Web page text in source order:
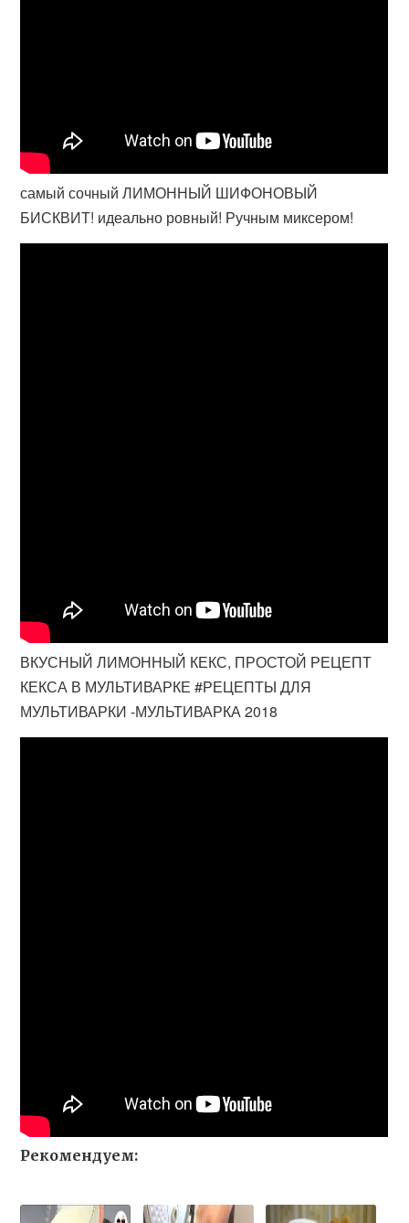
самый сочный ЛИМОННЫЙ ШИФОНОВЫЙ
БИСКВИТ! идеально ровный! Ручным миксером!
ВКУСНЫЙ ЛИМОННЫЙ КЕКС, ПРОСТОЙ РЕЦЕПТ
КЕКСА В МУЛЬТИВАРКЕ #РЕЦЕПТЫ ДЛЯ
МУЛЬТИВАРКИ -МУЛЬТИВАРКА 2018
Рекомендуем: